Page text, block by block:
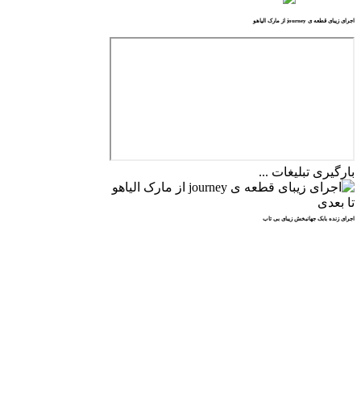
اجرای زیبای قطعه ی journey از مارک الیاهو
بارگیری تبلیغات ...
تا بعدی
اجرای زنده بابک جهانبخش زیبای بی تاب